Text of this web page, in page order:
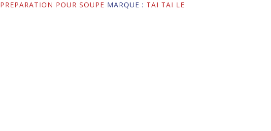
PREPARATION POUR SOUPE MARQUE : TAI TAI LE